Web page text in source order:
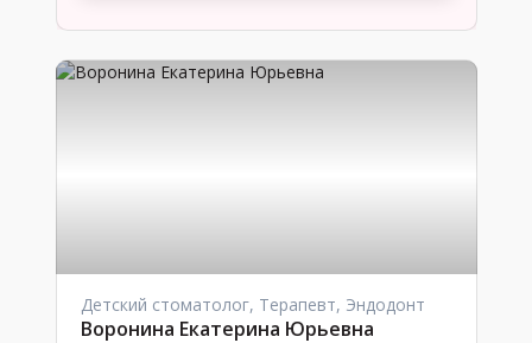
Детский стоматолог, Терапевт, Эндодонт
Воронина Екатерина Юрьевна